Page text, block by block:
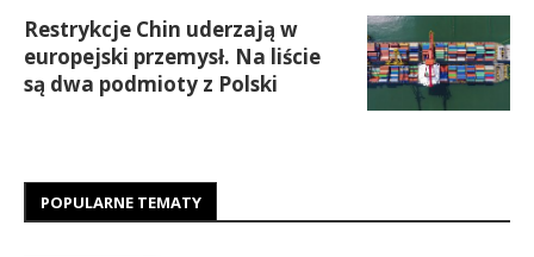
Restrykcje Chin uderzają w
europejski przemysł. Na liście
są dwa podmioty z Polski
POPULARNE TEMATY